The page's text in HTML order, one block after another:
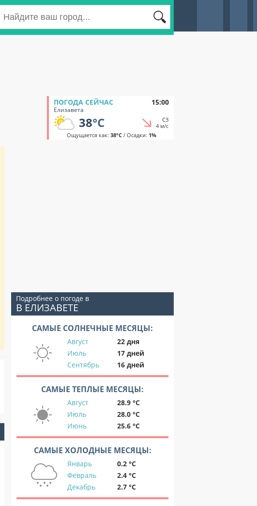
ПОГОДА СЕЙЧАС 15:00
Елизавета
38°C
СЗ
4 м/с
Ощущается как: 38°C/ Осадки: 1%
Подробнее о погоде в
В ЕЛИЗАВЕТЕ
САМЫЕ СОЛНЕЧНЫЕ МЕСЯЦЫ:
Август
22 дня
Июль
17 дней
Сентябрь
16 дней
САМЫЕ ТЕПЛЫЕ МЕСЯЦЫ:
Август
28.9 °C
Июль
28.0 °C
Июнь
25.6 °C
САМЫЕ ХОЛОДНЫЕ МЕСЯЦЫ:
Январь
0.2 °C
Февраль
2.4 °C
Декабрь
2.7 °C